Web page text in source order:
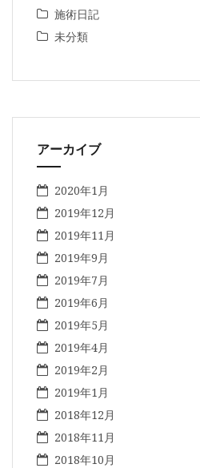
施術日記
未分類
アーカイブ
2020年1月
2019年12月
2019年11月
2019年9月
2019年7月
2019年6月
2019年5月
2019年4月
2019年2月
2019年1月
2018年12月
2018年11月
2018年10月